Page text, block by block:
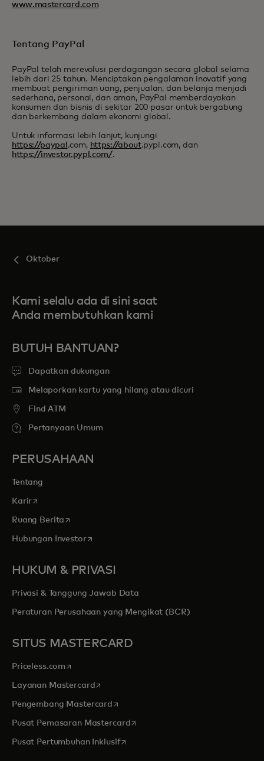
www.mastercard.com
Tentang PayPal
PayPal telah merevolusi perdagangan secara global selama
lebih dari 25 tahun. Menciptakan pengalaman inovatif yang
membuat pengiriman uang, penjualan, dan belanja menjadi
sederhana, personal, dan aman, PayPal memberdayakan
konsumen dan bisnis di sekitar 200 pasar untuk bergabung
dan berkembang dalam ekonomi global.
Untuk informasi lebih lanjut, kunjungi
https://paypal .com, https://about.pypl.com, dan
https://investor.pypl.com/.
Oktober
Kami selalu ada di sini saat
Anda membutuhkan kami
BUTUH BANTUAN?
Dapatkan dukungan
Melaporkan kartu yang hilang atau dicuri
Find ATM
Pertanyaan Umum
PERUSAHAAN
Tentang
Kariropens in a new tab
Ruang Berita opens in a new tab
Hubungan Investoropens in a new tab
HUKUM & PRIVASI
Privasi & Tanggung Jawab Data
Peraturan Perusahaan yang Mengikat (BCR)
SITUS MASTERCARD
Priceless.com opens in a new tab
Layanan Mastercardopens in a new tab
Pengembang Mastercard opens in a new tab
Pusat Pemasaran Mastercardopens in a new tab
Pusat Pertumbuhan Inklusifopens in a new tab